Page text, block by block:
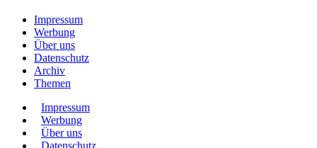
Impressum
Werbung
Über uns
Datenschutz
Archiv
Themen
Impressum
Werbung
Über uns